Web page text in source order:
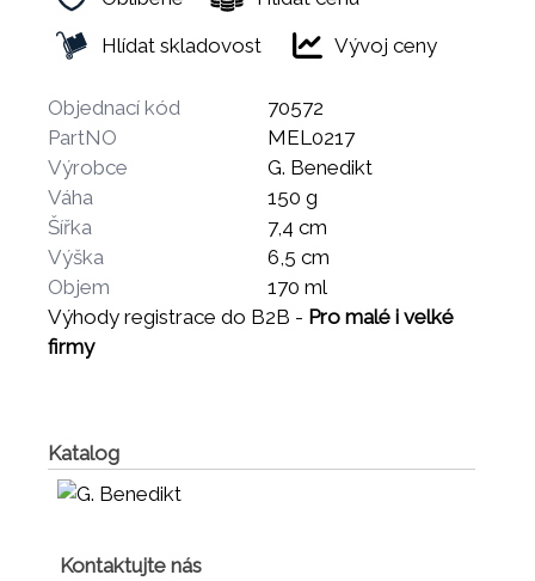
Hlídat skladovost
Vývoj ceny
Objednací kód
70572
PartNO
MEL0217
Výrobce
G. Benedikt
Váha
150 g
Šířka
7,4 cm
Výška
6,5 cm
Objem
170 ml
Výhody registrace do B2B - Pro malé i velké
firmy
Katalog
Kontaktujte nás